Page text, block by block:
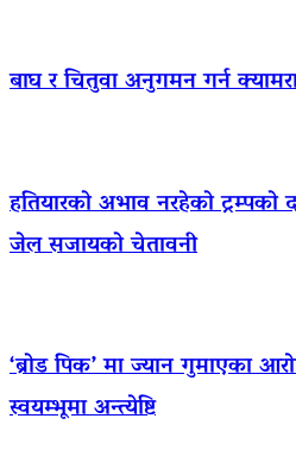
बाघ र चितुवा अनुगमन गर्न
हतियारको अभाव नरहेको
जेल सजायको चेतावनी
‘ब्रोड पिक’ मा ज्यान गुमाएका
स्वयम्भूमा अन्त्येष्टि